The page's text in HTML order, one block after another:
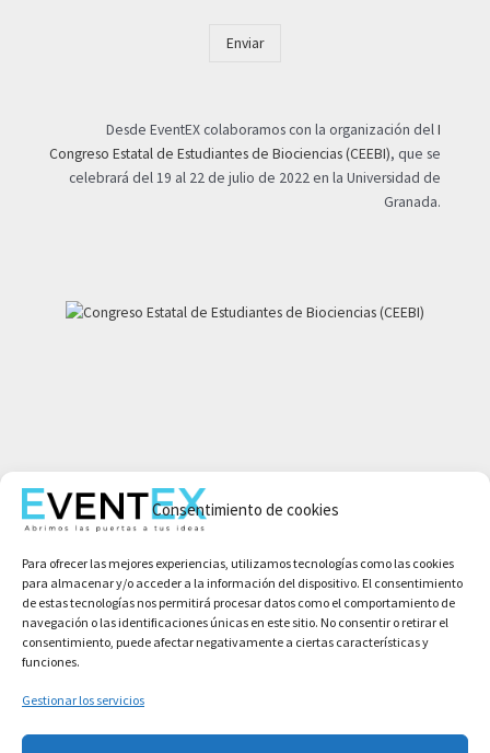
Consentimiento de cookies
Para ofrecer las mejores experiencias, utilizamos tecnologías como las cookies
para almacenar y/o acceder a la información del dispositivo. El consentimiento
de estas tecnologías nos permitirá procesar datos como el comportamiento de
navegación o las identificaciones únicas en este sitio. No consentir o retirar el
consentimiento, puede afectar negativamente a ciertas características y
funciones.
Gestionar los servicios
Enviar
Desde EventEX colaboramos con la organización delI
Congreso Estatal de Estudiantes de Biociencias (CEEBI), que se
celebrará del 19 al 22 de julio de 2022 en la Universidad de
Granada.
Aviso legal
Política de privacidad
Condiciones de compra
Política de cookies